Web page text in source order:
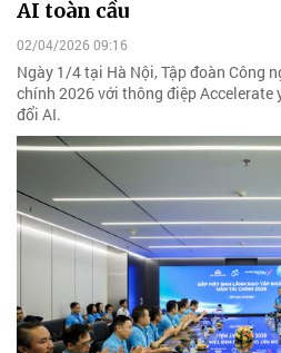
AI toàn cầu
02/04/2026 09:16
Ngày 1/4 tại Hà Nội, Tập đoàn Công
chính 2026 với thông điệp Accelerate
đổi AI.